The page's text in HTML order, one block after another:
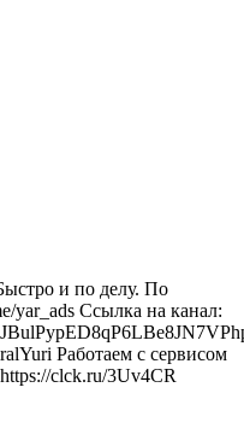
и по делу. По
yar_ads Ссылка на канал:
Работаем с сервисом
clck.ru/3Uv4CR